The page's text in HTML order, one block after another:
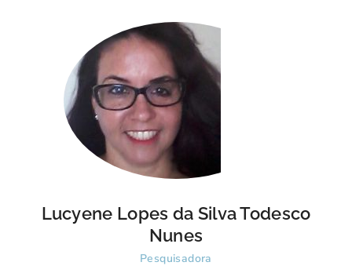
Lucyene Lopes da Silva Todesco
Nunes
Pesquisadora